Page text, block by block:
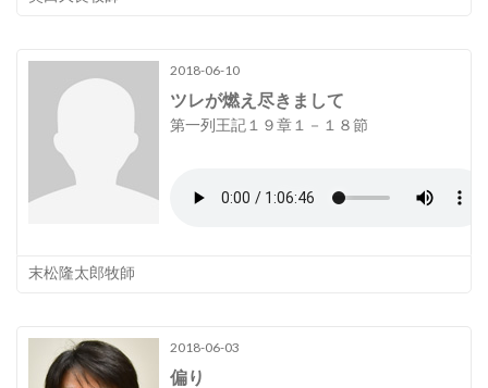
2018-06-10
ツレが燃え尽きまして
第一列王記１９章１－１８節
末松隆太郎牧師
2018-06-03
偏り